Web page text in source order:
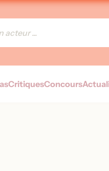
CritiquesConcours